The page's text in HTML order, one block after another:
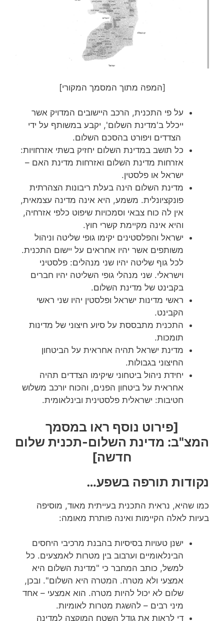
[המפה מתוך המסמך המקורי]
על פי התכנית, הרכב היישובים המדויק אשר
ייכלל ב'מדינת השלום', יקבע במשותף על ידי
הצדדים ויפורט בהסכם השלום.
כל תושב במדינת השלום יחזיק בשתי אזרחויות:
אזרחות מדינת השלום ואזרחות מדינת האם –
ישראל או פלסטין.
מדינת השלום הינה בעלת ריבונות הצהרתית
פונקציונלית. משמע, היא אינה מדינה עצמאית,
אין לה כוח צבאי וסמכויות שיפוט כלפי אזרחיה,
והיא אינה מקיימת קשרי חוץ.
ישראל והפלסטינים יקימו גופי שליטה וניהול
משותפים אשר יהיו אחראים על יישום התכנית.
לכל גוף שליטה יהיו שני מנהלים: פלסטיני
וישראלי. שני מנהלי גופי השליטה יהיו חברים
בקבינט של מדינת השלום.
ראשי מדינות ישראל ופלסטין יהיו שני ראשי
הקבינט.
התכנית מתבססת על סיוע חיצוני של מדינות
תומכות.
מדינת ישראל תהיה אחראית על הביטחון
החיצוני בגבולות.
יחידת ניהול ביטחוני שיקימו הצדדים תהיה
אחראית על ביטחון הפנים, והכוח יורכב משלוש
חטיבות: ישראלית פלסטינית ובינלאומית.
[פירוט נוסף ראו במסמך
המצ"ב: מדינת השלום-תכנית שלום
חדשה]
נקודות תורפה בשפע…
כמו שהיא, נראית התכנית בעייתית מאוד, מוסיפה
בעיות לאלה הקיימות ואינה פותרת מאומה:
ישנן טעויות בסיסיות בהבנת מרכיבי היחסים
הבינלאומיים וערבוב בין מטרות לאמצעים. כל
למשל, כותב המחבר כי "מדינת השלום היא
אמצעי ולא מטרה. המטרה היא השלום". ובכן,
שלום לא יכול להיות מטרה. הוא אמצעי – אחד
מיני רבים – להשגת מטרות לאומיות.
די לראות את גודל השטח המוקצה למדינה